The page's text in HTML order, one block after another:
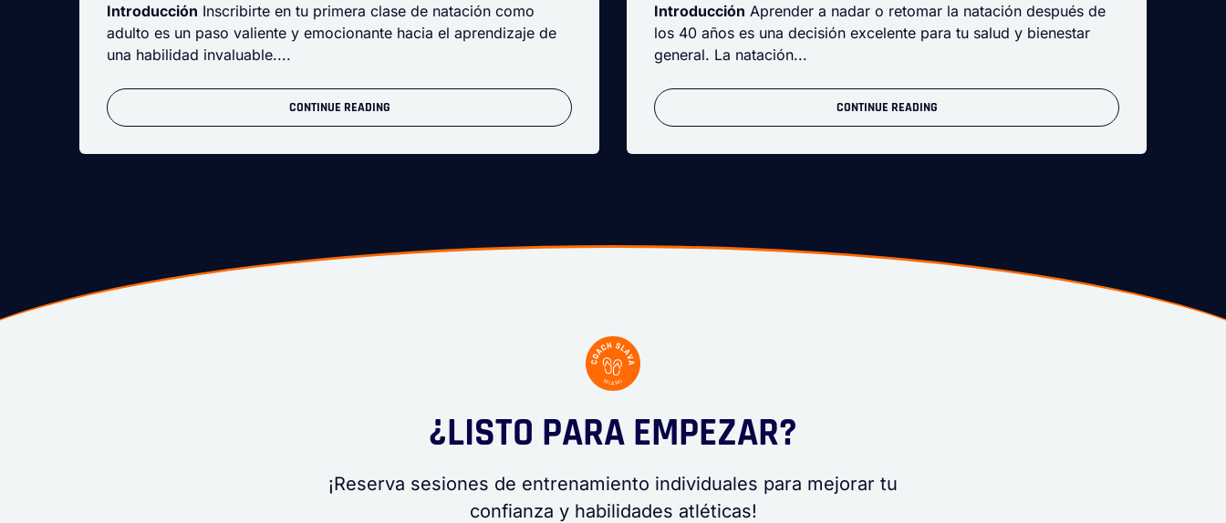
Introducción Inscribirte en tu primera clase de natación como
adulto es un paso valiente y emocionante hacia el aprendizaje de
una habilidad invaluable....
CONTINUE READING
Introducción Aprender a nadar o retomar la natación después de
los 40 años es una decisión excelente para tu salud y bienestar
general. La natación...
CONTINUE READING
¿LISTO PARA EMPEZAR?
¡Reserva sesiones de entrenamiento individuales para mejorar tu
confianza y habilidades atléticas!